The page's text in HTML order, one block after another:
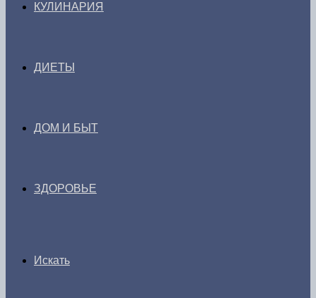
КУЛИНАРИЯ
ДИЕТЫ
ДОМ И БЫТ
ЗДОРОВЬЕ
Искать